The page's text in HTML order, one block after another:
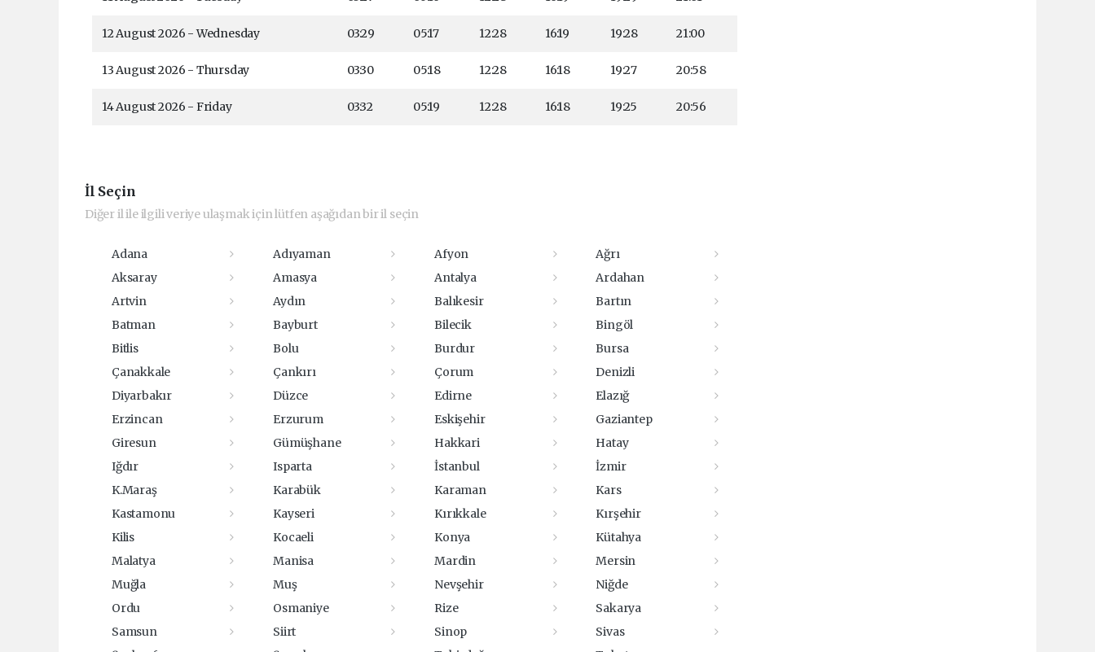
12 August 2026 - Wednesday 03:29 05:17 12:28 16:19 19:28 21:00
13 August 2026 - Thursday 03:30 05:18 12:28 16:18 19:27 20:58
14 August 2026 - Friday 03:32 05:19 12:28 16:18 19:25 20:56
İl Seçin
Diğer il ile ilgili veriye ulaşmak için lütfen aşağıdan bir il seçin
Adana Adıyaman Afyon
Ağrı
Aksaray
Amasya Antalya
Ardahan
Artvin
Aydın Balıkesir
Bartın
Batman
Bayburt Bilecik
Bingöl
Bitlis
Bolu Burdur
Bursa
Çanakkale
Çankırı Çorum
Denizli
Diyarbakır
Düzce Edirne
Elazığ
Erzincan
Erzurum Eskişehir
Gaziantep
Giresun
Gümüşhane Hakkari
Hatay
Iğdır
Isparta İstanbul
İzmir
K.Maraş
Karabük Karaman
Kars
Kastamonu
Kayseri Kırıkkale
Kırşehir
Kilis
Kocaeli Konya
Kütahya
Malatya
Manisa Mardin
Mersin
Muğla
Muş Nevşehir
Niğde
Ordu
Osmaniye Rize
Sakarya
Samsun
Siirt Sinop
Sivas